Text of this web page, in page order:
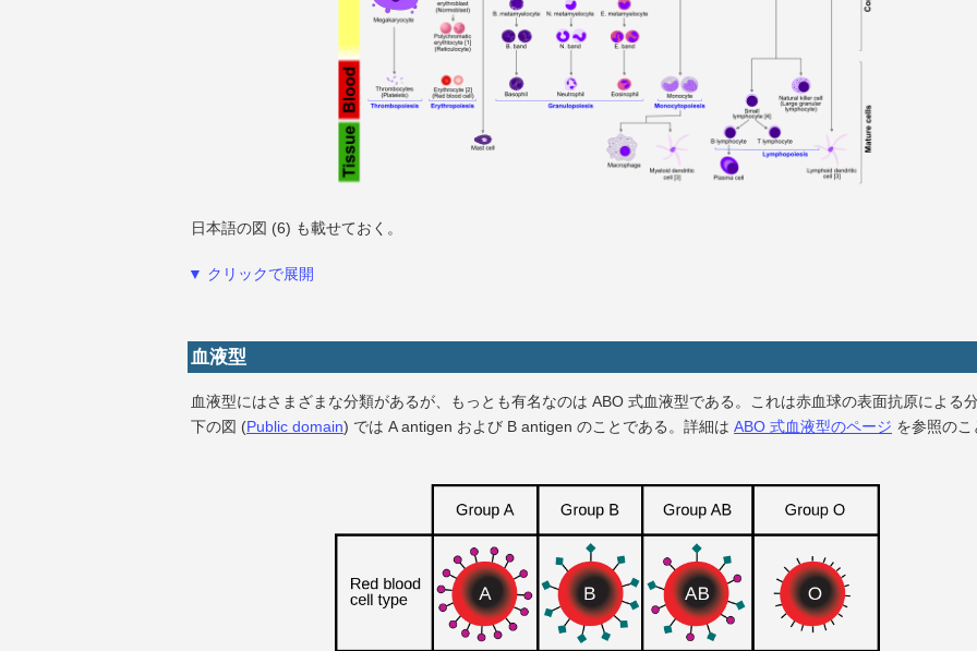
日本語の図 (6) も載せておく。
▼ クリックで展開
血液型
血液型にはさまざまな分類があるが、もっとも有名なのは ABO 式血液型である。これは赤血球の表面抗原による
下の図 (Public domain) では A antigen および B antigen のことである。詳細は ABO 式血液型のページ を参照のこ